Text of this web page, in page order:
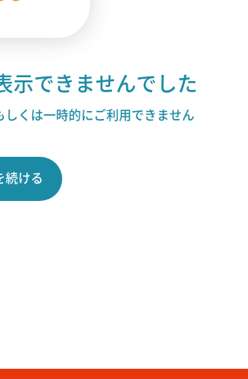
示できませんでした
くは一時的にご利用できません
続ける